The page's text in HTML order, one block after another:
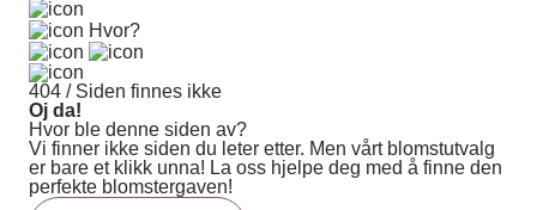
Hvor?
404 / Siden finnes ikke
Oj da!
Hvor ble denne siden av?
Vi finner ikke siden du leter etter. Men vårt blomstutvalg
er bare et klikk unna! La oss hjelpe deg med å finne den
perfekte blomstergaven!